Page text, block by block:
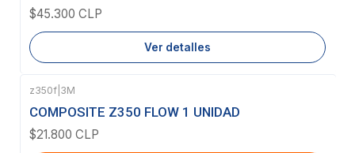
$45.300 CLP
Ver detalles
z350f 3M
COMPOSITE Z350 FLOW 1 UNIDAD
$21.800 CLP